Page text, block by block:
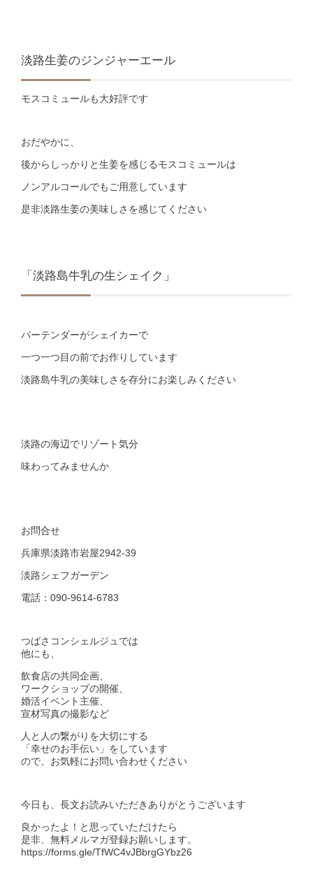
淡路生姜のジンジャーエール
モスコミュールも大好評です
おだやかに、
後からしっかりと生姜を感じるモスコミュールは
ノンアルコールでもご用意しています
是非淡路生姜の美味しさを感じてください
「淡路島牛乳の生シェイク」
バーテンダーがシェイカーで
一つ一つ目の前でお作りしています
淡路島牛乳の美味しさを存分にお楽しみください
淡路の海辺でリゾート気分
味わってみませんか
お問合せ
兵庫県淡路市岩屋2942-39
淡路シェフガーデン
電話：090-9614-6783
つばさコンシェルジュでは
他にも、
飲食店の共同企画、
ワークショップの開催、
婚活イベント主催、
宣材写真の撮影など
人と人の繋がりを大切にする
「幸せのお手伝い」をしています
ので、お気軽にお問い合わせください
今日も、長文お読みいただきありがとうございます
良かったよ！と思っていただけたら
是非、無料メルマガ登録お願いします。
https://forms.gle/TfWC4vJBbrgGYbz26